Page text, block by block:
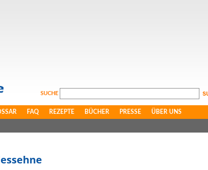
SUCHE
FAQ REZEPTE BÜCHER PRESSE ÜBER UNS